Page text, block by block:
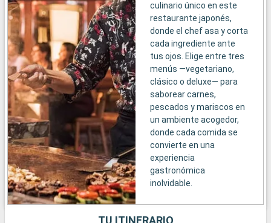
culinario único en este
restaurante japonés,
donde el chef asa y corta
cada ingrediente ante
tus ojos. Elige entre tres
menús —vegetariano,
clásico o deluxe— para
saborear carnes,
pescados y mariscos en
un ambiente acogedor,
donde cada comida se
convierte en una
experiencia
gastronómica
inolvidable.